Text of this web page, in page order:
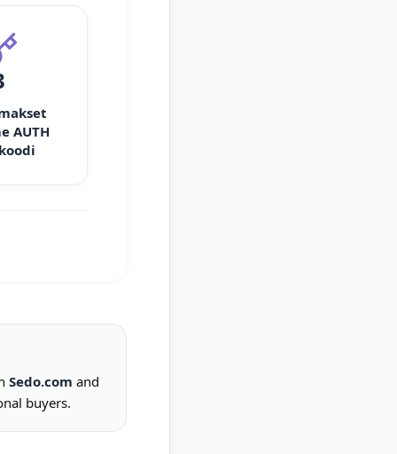
AUTH
Sedo.com and
buyers.